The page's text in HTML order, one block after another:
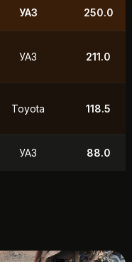
УАЗ 250.0
УАЗ 211.0
Toyota 118.5
УАЗ 88.0